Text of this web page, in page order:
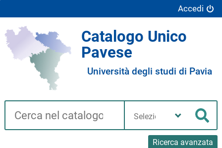
Accedi
Catalogo Unico
Pavese
Università degli studi di Pavia
Cerca su "Catalogo"
Ricerca avanzata
biblioteca